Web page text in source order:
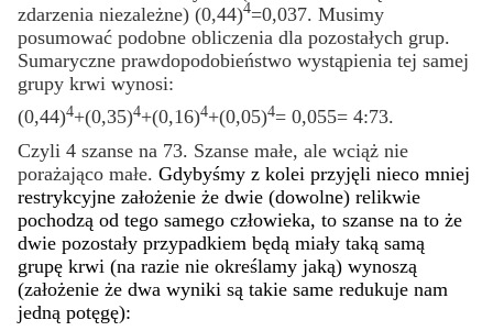
zdarzenia niezależne) (0,44)4=0,037. Musimy
posumować podobne obliczenia dla pozostałych grup.
Sumaryczne prawdopodobieństwo wystąpienia tej samej
grupy krwi wynosi:
(0,44)4+(0,35)4+(0,16)4+(0,05)4= 0,055= 4:73.
Czyli 4 szanse na 73. Szanse małe, ale wciąż nie
porażająco małe.Gdybyśmy z kolei przyjęli nieco mniej
restrykcyjne założenie że dwie (dowolne) relikwie
pochodzą od tego samego człowieka, to szanse na to że
dwie pozostały przypadkiem będą miały taką samą
grupę krwi (na razie nie określamy jaką) wynoszą
(założenie że dwa wyniki są takie same redukuje nam
jedną potęgę):